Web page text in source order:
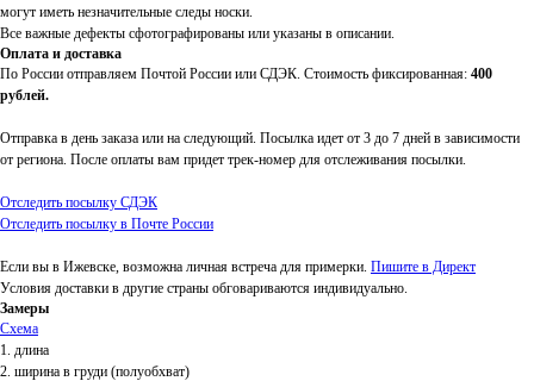
могут иметь незначительные следы носки.
Все важные дефекты сфотографированы или указаны в описании.
Оплата и доставка
По России отправляем Почтой России или СДЭК. Стоимость фиксированная: 400
рублей.
Отправка в день заказа или на следующий. Посылка идет от 3 до 7 дней в зависимости
от региона. После оплаты вам придет трек-номер для отслеживания посылки.
Отследить посылку СДЭК
Отследить посылку в Почте России
Если вы в Ижевске, возможна личная встреча для примерки. Пишите в Директ
Условия доставки в другие страны обговариваются индивидуально.
Замеры
Схема
1. длина
2. ширина в груди (полуобхват)